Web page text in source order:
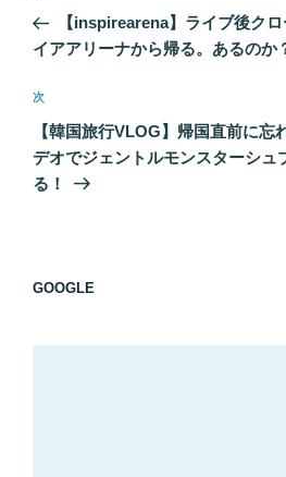
ナ
ゲ
ー
シ
ョ
の
投
【inspirearena】ライブ後ク
イアアリーナから帰る。あるのか
次
の
投
稿
次
【韓国旅行VLOG】帰国直前に忘
デオでジェントルモンスターシュ
る！
GOOGLE